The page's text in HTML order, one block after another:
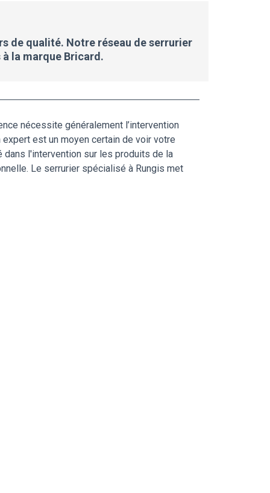
de qualité. Notre réseau de serrurier
la marque Bricard.
nécessite généralement l’intervention
est un moyen certain de voir votre
l'intervention sur les produits de la
Le serrurier spécialisé à Rungis met